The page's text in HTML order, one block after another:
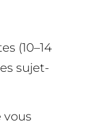
(10–14
sujet-
vous